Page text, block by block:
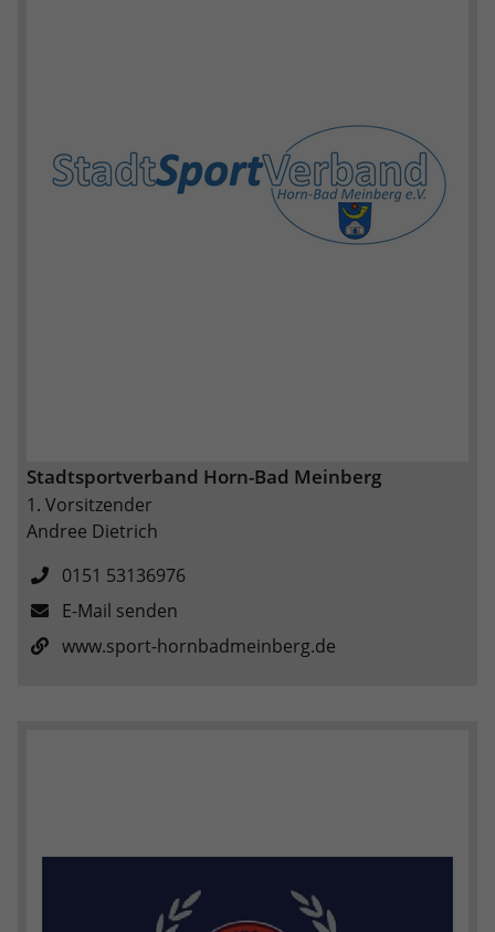
Stadtsportverband Horn-Bad Meinberg
1. Vorsitzender
Andree Dietrich
0151 53136976
E-Mail senden
www.sport-hornbadmeinberg.de